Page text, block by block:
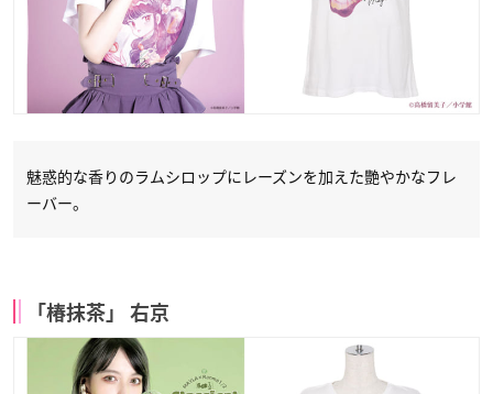
魅惑的な香りのラムシロップにレーズンを加えた艷やかなフレ
ーバー。
「椿抹茶」 右京